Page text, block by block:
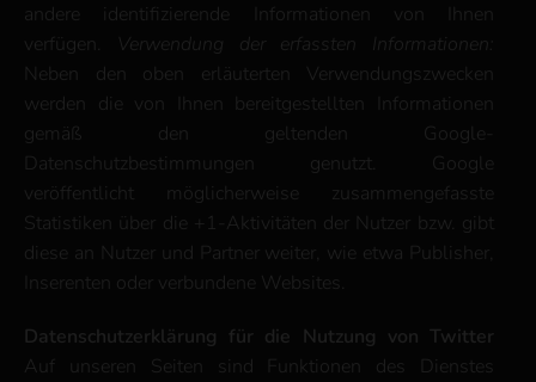
andere identifizierende Informationen von Ihnen
verfügen.
Verwendung der erfassten Informationen:
Neben den oben erläuterten Verwendungszwecken
werden die von Ihnen bereitgestellten Informationen
gemäß den geltenden Google-
Datenschutzbestimmungen genutzt. Google
veröffentlicht möglicherweise zusammengefasste
Statistiken über die +1-Aktivitäten der Nutzer bzw. gibt
diese an Nutzer und Partner weiter, wie etwa Publisher,
Inserenten oder verbundene Websites.
Datenschutzerklärung für die Nutzung von Twitter
Auf unseren Seiten sind Funktionen des Dienstes